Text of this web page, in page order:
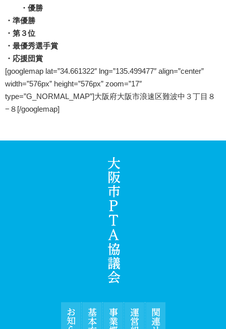
・優勝
・準優勝
・第３位
・最優秀選手賞
・応援団賞
[googlemap lat=”34.661322″ lng=”135.499477″ align=”center”
width=”576px” height=”576px” zoom=”17″
type=”G_NORMAL_MAP”]大阪府大阪市浪速区難波中３丁目８
−８[/googlemap]